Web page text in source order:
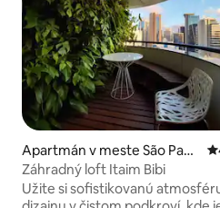
Apartmán v meste São Paul
o
Záhradný loft Itaim Bibi
Užite si sofistikovanú